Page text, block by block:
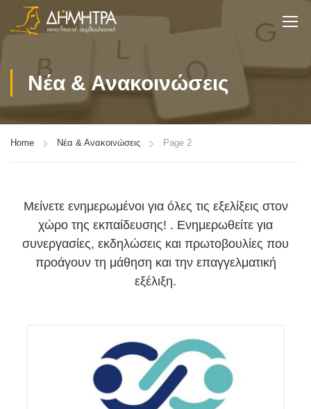
Νέα & Ανακοινώσεις
Home Νέα & Ανακοινώσεις Page 2
Μείνετε ενημερωμένοι για όλες τις εξελίξεις στον
χώρο της εκπαίδευσης! . Ενημερωθείτε για
συνεργασίες, εκδηλώσεις και πρωτοβουλίες που
προάγουν τη μάθηση και την επαγγελματική
εξέλιξη.